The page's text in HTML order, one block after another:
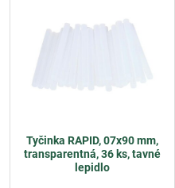
Tyčinka RAPID, 07x90 mm,
transparentná, 36 ks, tavné
lepidlo